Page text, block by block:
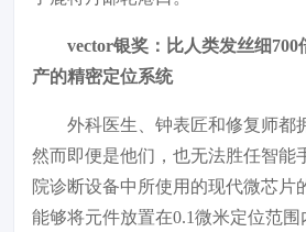
vector银奖：比人类发丝细
产的精密定位系统
外科医生、钟表匠和修复师都
然而即便是他们，也无法胜任智能
院诊断设备中所使用的现代微芯片
能够将元件放置在0.1微米定位范